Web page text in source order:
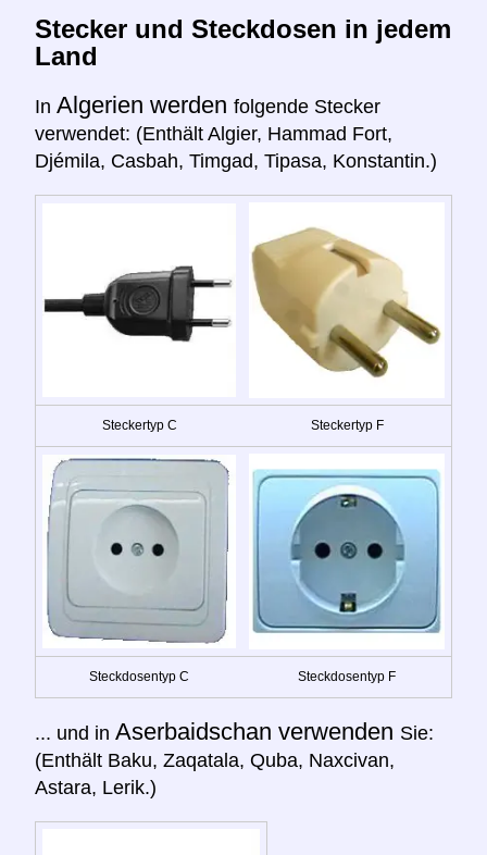
Stecker und Steckdosen in jedem
Land
In Algerien werden folgende Stecker
verwendet: (Enthält Algier, Hammad Fort,
Djémila, Casbah, Timgad, Tipasa, Konstantin.)
Steckertyp C Steckertyp F
Steckdosentyp C Steckdosentyp F
... und in Aserbaidschan verwenden Sie:
(Enthält Baku, Zaqatala, Quba, Naxcivan,
Astara, Lerik.)